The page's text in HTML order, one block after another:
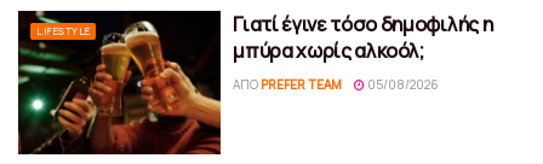
LIFESTYLE
Γιατί έγινε τόσο δημοφιλής η
μπύρα χωρίς αλκοόλ;
ΑΠΌ PREFER TEAM 05/08/2026